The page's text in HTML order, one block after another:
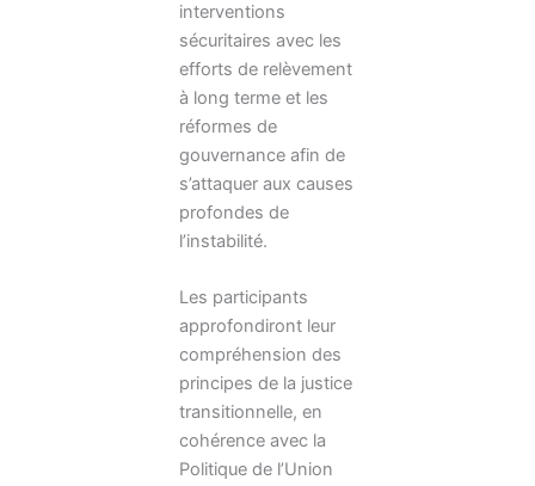
interventions
sécuritaires avec les
efforts de relèvement
à long terme et les
réformes de
gouvernance afin de
s’attaquer aux causes
profondes de
l’instabilité.
Les participants
approfondiront leur
compréhension des
principes de la justice
transitionnelle, en
cohérence avec la
Politique de l’Union